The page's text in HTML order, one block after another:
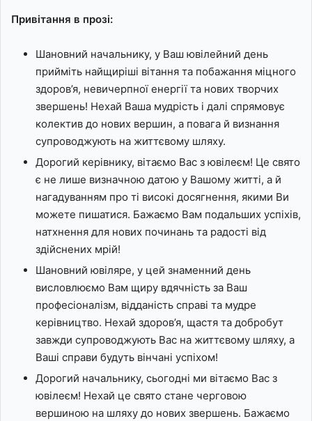
Привітання в прозі:
Шановний начальнику, у Ваш ювілейний день
прийміть найщиріші вітання та побажання міцного
здоров’я, невичерпної енергії та нових творчих
звершень! Нехай Ваша мудрість і далі спрямовує
колектив до нових вершин, а повага й визнання
супроводжують на життєвому шляху.
Дорогий керівнику, вітаємо Вас з ювілеєм! Це свято
є не лише визначною датою у Вашому житті, а й
нагадуванням про ті високі досягнення, якими Ви
можете пишатися. Бажаємо Вам подальших успіхів,
натхнення для нових починань та радості від
здійснених мрій!
Шановний ювіляре, у цей знаменний день
висловлюємо Вам щиру вдячність за Ваш
професіоналізм, відданість справі та мудре
керівництво. Нехай здоров’я, щастя та добробут
завжди супроводжують Вас на життєвому шляху, а
Ваші справи будуть вінчані успіхом!
Дорогий начальнику, сьогодні ми вітаємо Вас з
ювілеєм! Нехай це свято стане черговою
вершиною на шляху до нових звершень. Бажаємо